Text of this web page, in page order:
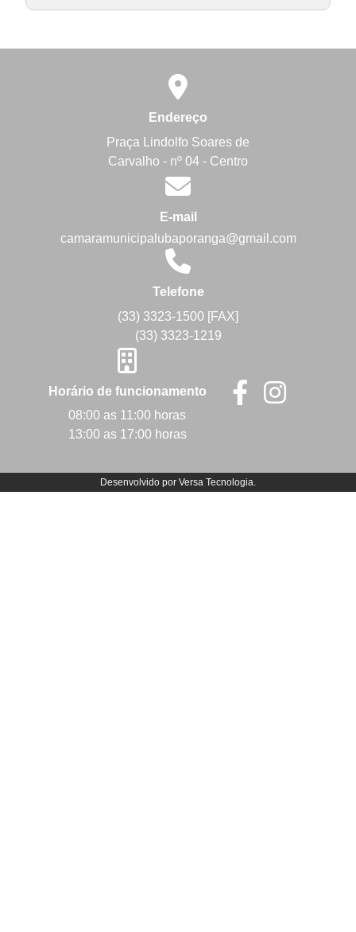
Endereço
Praça Lindolfo Soares de
Carvalho - nº 04 - Centro
E-mail
camaramunicipalubaporanga@gmail.com
Telefone
(33) 3323-1500 [FAX]
(33) 3323-1219
Horário de funcionamento
08:00 as 11:00 horas
13:00 as 17:00 horas
Desenvolvido por Versa Tecnologia